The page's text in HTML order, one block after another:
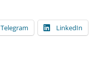
Telegram LinkedIn